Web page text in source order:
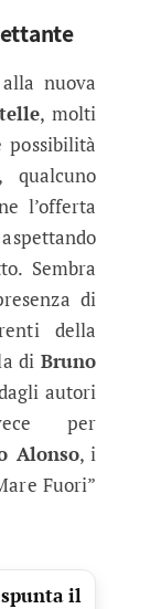
nuova
, molti
possibilità
l’offerta
Sembra
di
della
diBruno
autori
per
Alonso, i
Fuori”
il